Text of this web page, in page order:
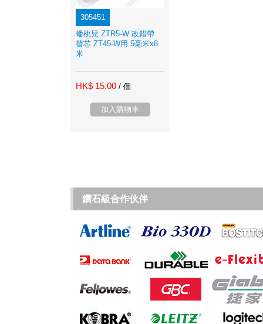
305451
蟠桃兒 ZTR5-W 改錯帶
替芯 ZT45-W用 5毫米x8
米
HK$ 15.00 / 個
加入購物車
鑽石級合作伙伴